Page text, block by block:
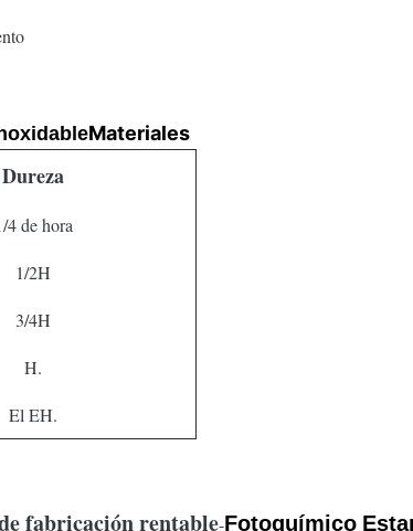
Materiales
Dureza
4 de hora
1/2H
3/4H
H.
El EH.
fabricación rentable-Fotoquímico